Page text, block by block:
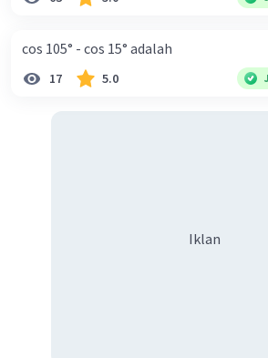
cos 105° - cos 15° adalah
17 5.0
Iklan